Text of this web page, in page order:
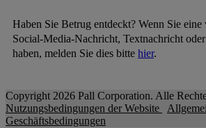
Haben Sie Betrug entdeckt? Wenn Sie
Social-Media-Nachricht, Textnachricht
haben, melden Sie dies bitte hier.
Copyright 2026 Pall Corporation. Alle
Nutzungsbedingungen der Website
Geschäftsbedingungen